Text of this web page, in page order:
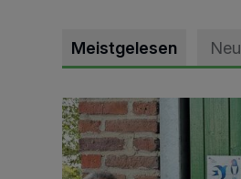
Meistgelesen
Vorbildlicher Einsatz für